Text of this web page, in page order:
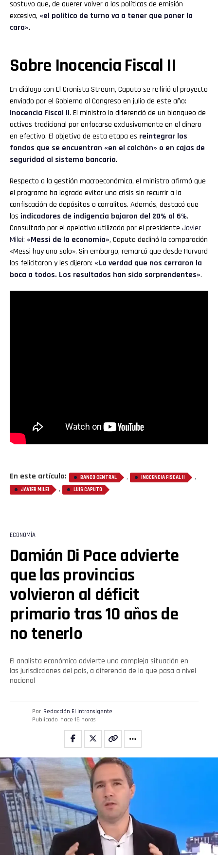
sostuvo que, de querer volver a las políticas de emisión
excesiva, «el político de turno va a tener que poner la
cara».
Sobre Inocencia Fiscal II
En diálogo con El Cronista Stream, Caputo se refirió al proyecto
enviado por el Gobierno al Congreso en julio de este año:
Inocencia Fiscal II. El ministro lo diferenció de un blanqueo de
activos tradicional por enfocarse exclusivamente en el dinero
en efectivo. El objetivo de esta etapa es reintegrar los
fondos que se encuentran «en el colchón» o en cajas de
seguridad al sistema bancario.
Respecto a la gestión macroeconómica, el ministro afirmó que
el programa ha logrado evitar una crisis sin recurrir a la
confiscación de depósitos o corralitos. Además, destacó que
los indicadores de indigencia bajaron del 20% al 6%.
Consultado por el apelativo utilizado por el presidente Javier
Milei: «Messi de la economía», Caputo declinó la comparación
«Messi hay uno solo». Sin embargo, remarcó que desde Harvard
los felicitaron y les dijeron: «La verdad que nos cerraron la
boca a todos. Los resultados han sido sorprendentes».
En este artículo: BANCO CENTRAL , INOCENCIA FISCAL II ,
JAVIER MILEI , LUIS CAPUTO
ECONOMÍA
Damián Di Pace advierte
que las provincias
volvieron al déficit
primario tras 10 años de
no tenerlo
El analista económico advierte una compleja situación en
las jurisdicciones del país, a diferencia de lo que pasa a nivel
nacional
Por Redacción El intransigente
Publicado hace 15 horas